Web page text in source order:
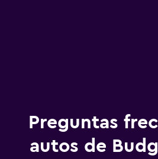
Preguntas
autos de